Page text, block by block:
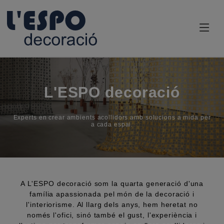
L'ESPO decoració
Experts en crear ambients acollidors amb solucions a mida per
a cada espai.
A L'ESPO decoració som la quarta generació d'una
família apassionada pel món de la decoració i
l'interiorisme. Al llarg dels anys, hem heretat no
només l'ofici, sinó també el gust, l'experiència i